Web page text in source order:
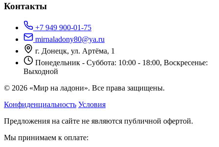
Контакты
+7 949 900-01-75
mirnaladony80@ya.ru
г. Донецк, ул. Артёма, 1
Понедельник - Суббота: 10:00 - 18:00, Воскресенье:
Выходной
© 2026 «Мир на ладони». Все права защищены.
Конфиденциальность Условия
Предложения на сайте не являются публичной офертой.
Мы принимаем к оплате: